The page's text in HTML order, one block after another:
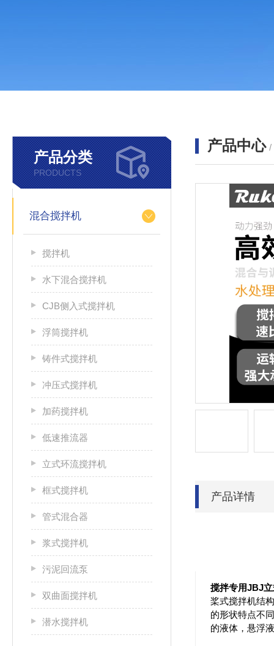
产品分类
PRODUCTS
混合搅拌机
搅拌机
水下混合搅拌机
CJB侧入式搅拌机
浮筒搅拌机
铸件式搅拌机
冲压式搅拌机
加药搅拌机
低速推流器
立式环流搅拌机
框式搅拌机
管式混合器
浆式搅拌机
污泥回流泵
双曲面搅拌机
潜水搅拌机
产品中心 /
产品详情
搅拌专用JBJ
桨式搅拌机结
的形状特点不
的液体，悬浮